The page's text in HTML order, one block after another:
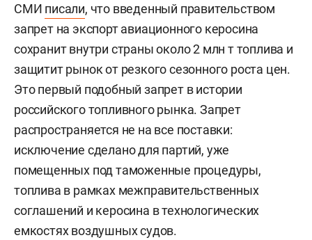
СМИ писали, что введенный правительством
запрет на экспорт авиационного керосина
сохранит внутри страны около 2 млн т топлива и
защитит рынок от резкого сезонного роста цен.
Это первый подобный запрет в истории
российского топливного рынка. Запрет
распространяется не на все поставки:
исключение сделано для партий, уже
помещенных под таможенные процедуры,
топлива в рамках межправительственных
соглашений и керосина в технологических
емкостях воздушных судов.